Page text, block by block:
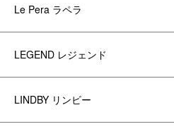
Le Pera ラペラ
LEGEND レジェンド
LINDBY リンビー